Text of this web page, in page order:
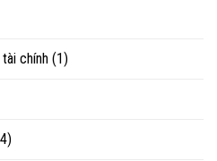
chính (1)